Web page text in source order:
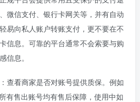
微信支付、银行卡网关等，并有自动
易向私人账户转账支付，更不要在不
信息。可靠的平台通常不会索要与购
信息。
：查看商家是否对账号提供质保。例如
有售出账号均有售后保障，使用中如